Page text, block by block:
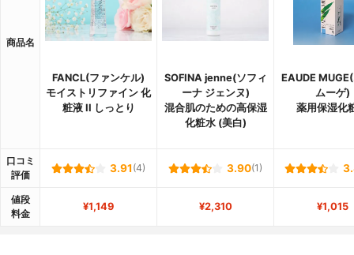
商品名
FANCL(ファンケル)
モイストリファイン 化
粧液 II しっとり
SOFINA jenne(ソフィ
ーナ ジェンヌ)
混合肌のための高保湿
化粧水 (美白)
EAUDE
ムーゲ)
薬用保湿化
口コミ
評価
3.91 (4) 3.90(1)
値段
料金
¥1,149 ¥2,310 ¥1,015